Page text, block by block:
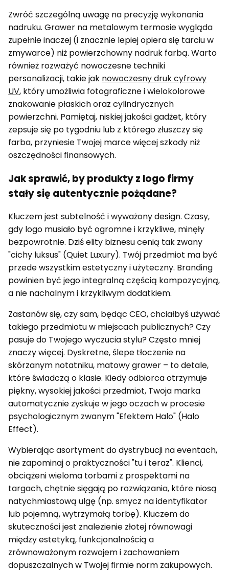
Zwróć szczególną uwagę na precyzję wykonania
nadruku. Grawer na metalowym termosie wygląda
zupełnie inaczej (i znacznie lepiej opiera się tarciu w
zmywarce) niż powierzchowny nadruk farbą. Warto
również rozważyć nowoczesne techniki
personalizacji, takie jak nowoczesny druk cyfrowy
UV, który umożliwia fotograficzne i wielokolorowe
znakowanie płaskich oraz cylindrycznych
powierzchni. Pamiętaj, niskiej jakości gadżet, który
zepsuje się po tygodniu lub z którego złuszczy się
farba, przyniesie Twojej marce więcej szkody niż
oszczędności finansowych.
Jak sprawić, by produkty z logo firmy
stały się autentycznie pożądane?
Kluczem jest subtelność i wyważony design. Czasy,
gdy logo musiało być ogromne i krzykliwe, minęły
bezpowrotnie. Dziś elity biznesu cenią tak zwany
"cichy luksus" (Quiet Luxury). Twój przedmiot ma być
przede wszystkim estetyczny i użyteczny. Branding
powinien być jego integralną częścią kompozycyjną,
a nie nachalnym i krzykliwym dodatkiem.
Zastanów się, czy sam, będąc CEO, chciałbyś używać
takiego przedmiotu w miejscach publicznych? Czy
pasuje do Twojego wyczucia stylu? Często mniej
znaczy więcej. Dyskretne, ślepe tłoczenie na
skórzanym notatniku, matowy grawer – to detale,
które świadczą o klasie. Kiedy odbiorca otrzymuje
piękny, wysokiej jakości przedmiot, Twoja marka
automatycznie zyskuje w jego oczach w procesie
psychologicznym zwanym "Efektem Halo" (Halo
Effect).
Wybierając asortyment do dystrybucji na eventach,
nie zapominaj o praktyczności "tu i teraz". Klienci,
obciążeni wieloma torbami z prospektami na
targach, chętnie sięgają po rozwiązania, które niosą
natychmiastową ulgę (np. smycz na identyfikator
lub pojemną, wytrzymałą torbę). Kluczem do
skuteczności jest znalezienie złotej równowagi
między estetyką, funkcjonalnością a
zrównoważonym rozwojem i zachowaniem
dopuszczalnych w Twojej firmie norm zakupowych.